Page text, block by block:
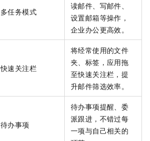
多任务模式
读邮件、写邮件、
设置邮箱等操作，
企业办公更高效。
快速关注栏
将经常使用的文件
夹、标签，应用拖
至快速关注栏，提
升邮件筛选效率。
待办事项
待办事项提醒、委
派跟进，不错过每
一项与自己相关的